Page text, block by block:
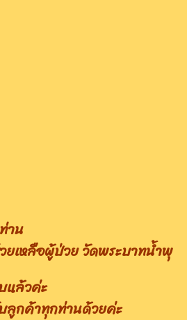
าน
ยเหลือผู้ป่วย​ วัดพระบาทน้ำพุ
แล้วค่ะ
กค้าทุกท่านด้วยค่ะ